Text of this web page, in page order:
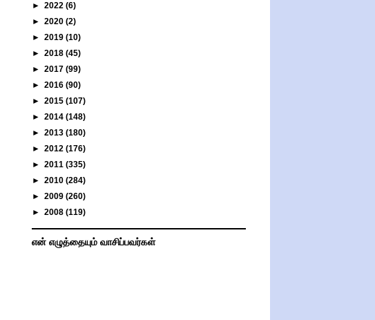
► 2022 (6)
► 2020 (2)
► 2019 (10)
► 2018 (45)
► 2017 (99)
► 2016 (90)
► 2015 (107)
► 2014 (148)
► 2013 (180)
► 2012 (176)
► 2011 (335)
► 2010 (284)
► 2009 (260)
► 2008 (119)
என் எழுத்தையும் வாசிப்பவர்கள்